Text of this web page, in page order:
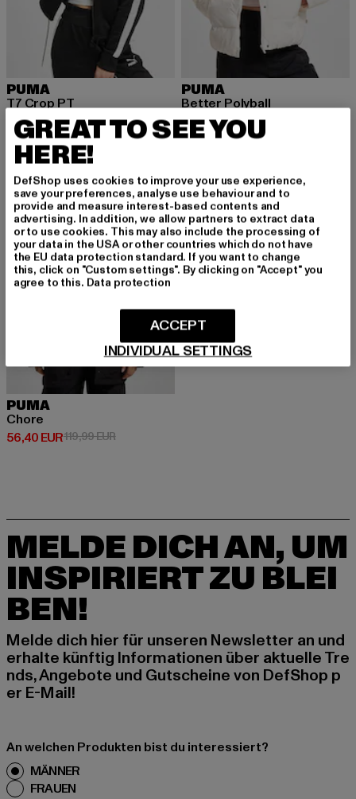
PUMA
T7 Crop PT
32,20 EUR
Derzeitiger Preis: 32,20 EUR
69,99 EURAktionspreis: 69,99 EUR
PUMA
Better Polyball
59,80 EUR
Derzeitiger Preis: 59,80 EUR
129,99 EUR
-53%
PUMA
Chore
56,40 EUR
Derzeitiger Preis: 56,40 EUR
119,99 EURAktionspreis: 119,99 EUR
MELDE DICH AN, UM
INSPIRIERT ZU BLEI
BEN!
Melde dich hier für unseren Newsletter an und
erhalte künftig Informationen über aktuelle Tre
nds, Angebote und Gutscheine von DefShop p
er E-Mail!
An welchen Produkten bist du interessiert?
MÄNNER
FRAUEN
GREAT TO SEE YOU
HERE!
DefShop uses cookies to improve your use experience,
save your preferences, analyse use behaviour and to
provide and measure interest-based contents and
advertising. In addition, we allow partners to extract data
or to use cookies. This may also include the processing of
your data in the USA or other countries which do not have
the EU data protection standard. If you want to change
this, click on "Custom settings". By clicking on "Accept" you
agree to this. Data protection
INDIVIDUAL SETTINGS
ACCEPT